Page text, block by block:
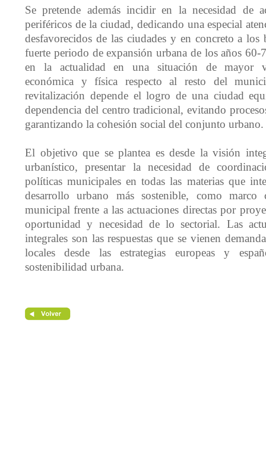
Se pretende además incidir en la necesidad de
periféricos de la ciudad, dedicando una especial
desfavorecidos de las ciudades y en concreto a los
fuerte periodo de expansión urbana de los años 60-
en la actualidad en una situación de mayor
económica y física respecto al resto del
revitalización depende el logro de una ciudad
dependencia del centro tradicional, evitando
garantizando la cohesión social del conjunto urbano.
El objetivo que se plantea es desde la visión
urbanístico, presentar la necesidad de
políticas municipales en todas las materias que
desarrollo urbano más sostenible, como marco
municipal frente a las actuaciones directas por
oportunidad y necesidad de lo sectorial. Las
integrales son las respuestas que se vienen
locales desde las estrategias europeas y
sostenibilidad urbana.